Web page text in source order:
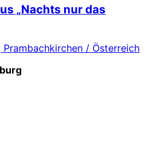
„Nachts nur das
Prambachkirchen / Österreich